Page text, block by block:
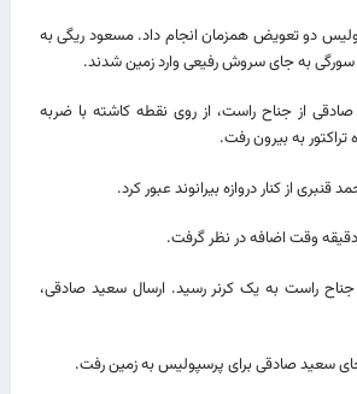
پرسپولیس دو تعویض همزمان انجام داد. مسعود ریگی به
سورگی به جای سروش رفیعی وارد زمین شدند.
سعید صادقی از جناح راست، از روی نقطه کاشته با ضربه
تراکتور به بیرون رفت.
دقیقه وقت اضافه در نظر گرفت.
از جناح راست به یک کرنر رسید. ارسال سعید صادقی،